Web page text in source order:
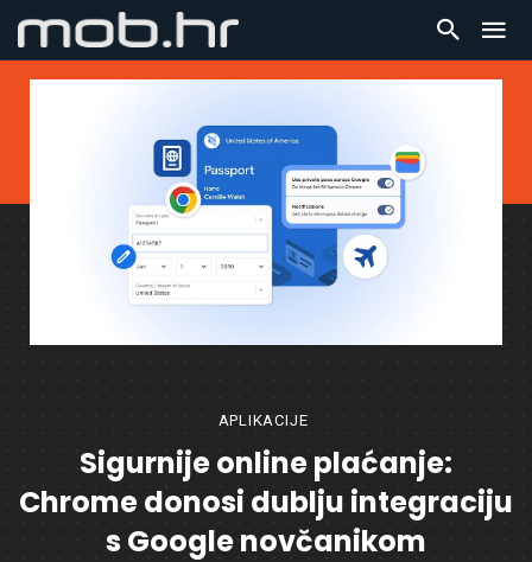
APLIKACIJE
Sigurnije online plaćanje:
Chrome donosi dublju integraciju
s Google novčanikom